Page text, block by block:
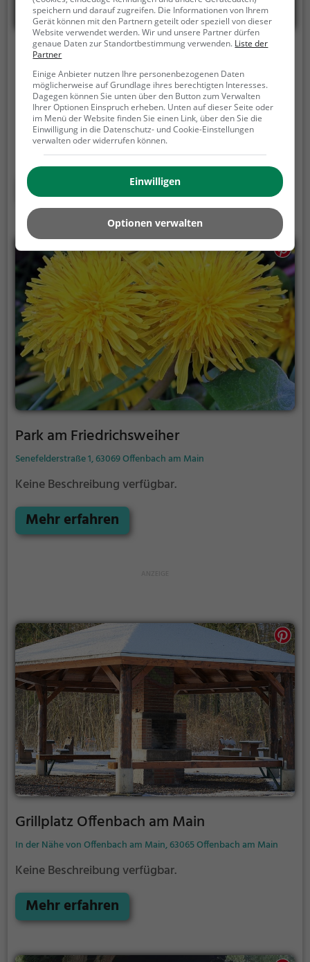
Oberer Molenpark
Hafeninsel 30, 63067 Offenbach am Main
Der Oberer Molenpark ist eine Parkanlage in
Offenbach am Main (Nordend).Mit seiner Fläche von
0,3 ha ist er der 13. größte Park der Stadt und lädt
zum Spazieren und Verweilen ein. Mit einladenden
Grünflächen und Sitzgelegenheiten bietet der
Oberer Molenpark zahlreiche Möglichkeiten zur
Entspannung.
Mehr erfahren
Park am Friedrichsweiher
Senefelderstraße 1, 63069 Offenbach am Main
Keine Beschreibung verfügbar.
Mehr erfahren
Grillplatz Offenbach am Main
In der Nähe von Offenbach am Main, 63065 Offenbach am Main
Keine Beschreibung verfügbar.
Mehr erfahren
speichern und darauf zugreifen. Die Informationen von Ihrem
Gerät können mit den Partnern geteilt oder speziell von dieser
Website verwendet werden. Wir und unsere Partner dürfen
genaue Daten zur Standortbestimmung verwenden. Liste der
Partner
Einige Anbieter nutzen Ihre personenbezogenen Daten
möglicherweise auf Grundlage ihres berechtigten Interesses.
Dagegen können Sie unten über den Button zum Verwalten
Ihrer Optionen Einspruch erheben. Unten auf dieser Seite oder
im Menü der Website finden Sie einen Link, über den Sie die
Einwilligung in die Datenschutz- und Cookie-Einstellungen
verwalten oder widerrufen können.
Einwilligen
Optionen verwalten